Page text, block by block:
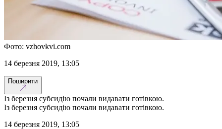
Фото: vzhovkvi.com
14 березня 2019, 13:05
Поширити
Із березня субсидію почали видавати готівкою.
Із березня субсидію почали видавати готівкою.
14 березня 2019, 13:05